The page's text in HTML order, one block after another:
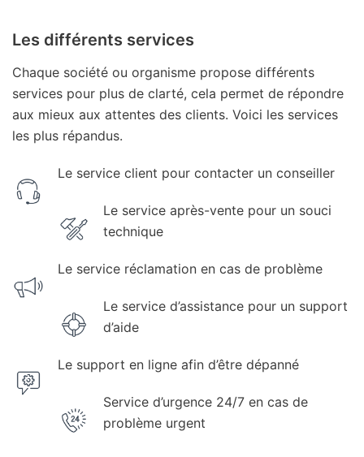
Les différents services
Chaque société ou organisme propose différents
services pour plus de clarté, cela permet de répondre
aux mieux aux attentes des clients. Voici les services
les plus répandus.
Le service client pour contacter un conseiller
Le service après-vente pour un souci
technique
Le service réclamation en cas de problème
Le service d’assistance pour un support
d’aide
Le support en ligne afin d’être dépanné
Service d’urgence 24/7 en cas de
problème urgent